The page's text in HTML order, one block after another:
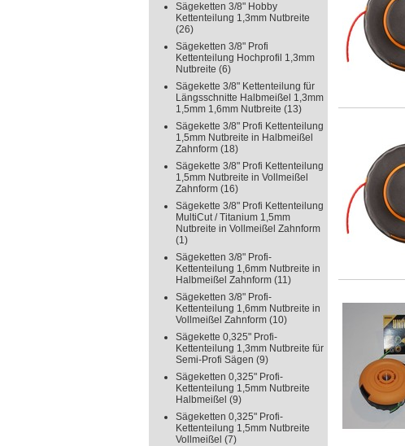
Sägeketten 3/8" Hobby
Kettenteilung 1,3mm Nutbreite
(26)
Sägeketten 3/8" Profi
Kettenteilung Hochprofil 1,3mm
Nutbreite (6)
Sägekette 3/8" Kettenteilung für
Längsschnitte Halbmeißel 1,3mm
1,5mm 1,6mm Nutbreite (13)
Sägekette 3/8" Profi Kettenteilung
1,5mm Nutbreite in Halbmeißel
Zahnform (18)
Sägekette 3/8" Profi Kettenteilung
1,5mm Nutbreite in Vollmeißel
Zahnform (16)
Sägekette 3/8" Profi Kettenteilung
MultiCut / Titanium 1,5mm
Nutbreite in Vollmeißel Zahnform
(1)
Sägeketten 3/8" Profi-
Kettenteilung 1,6mm Nutbreite in
Halbmeißel Zahnform (11)
Sägeketten 3/8" Profi-
Kettenteilung 1,6mm Nutbreite in
Vollmeißel Zahnform (10)
Sägekette 0,325" Profi-
Kettenteilung 1,3mm Nutbreite für
Semi-Profi Sägen (9)
Sägeketten 0,325" Profi-
Kettenteilung 1,5mm Nutbreite
Halbmeißel (9)
Sägeketten 0,325" Profi-
Kettenteilung 1,5mm Nutbreite
Vollmeißel (7)